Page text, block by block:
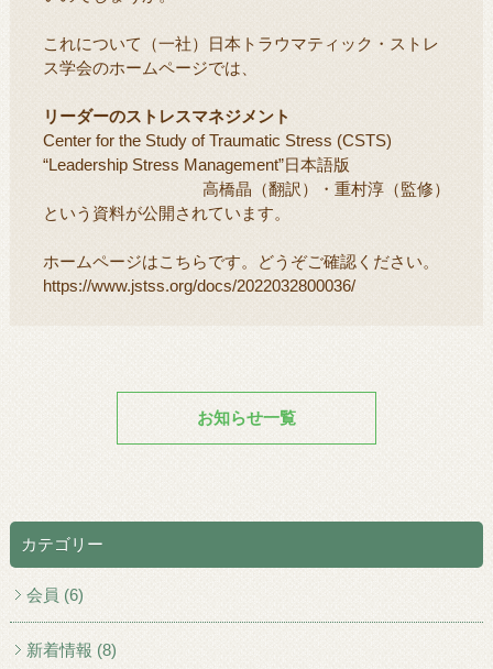
これについて（一社）日本トラウマティック・ストレ
ス学会のホームページでは、
リーダーのストレスマネジメント
Center for the Study of Traumatic Stress (CSTS)
“Leadership Stress Management”日本語版
高橋晶（翻訳）・重村淳（監修）
という資料が公開されています。
ホームページはこちらです。どうぞご確認ください。
https://www.jstss.org/docs/2022032800036/
お知らせ一覧
カテゴリー
会員 (6)
新着情報 (8)